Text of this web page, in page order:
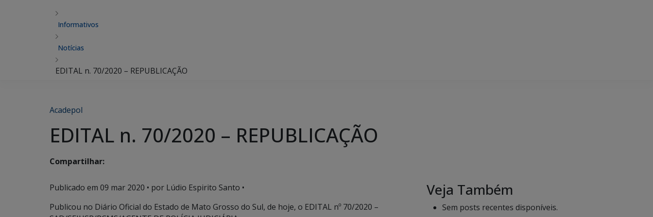
Informativos
Notícias
EDITAL n. 70/2020 – REPUBLICAÇÃO
Acadepol
EDITAL n. 70/2020 – REPUBLICAÇÃO
Compartilhar:
Publicado em 09 mar 2020 • por Lúdio Espirito Santo •
Publicou no Diário Oficial do Estado de Mato Grosso do Sul, de hoje, o EDITAL nº 70/2020 –
Veja Também
Sem posts recentes disponíveis.